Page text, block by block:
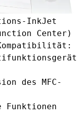
InkJet
Center)
des MFC-